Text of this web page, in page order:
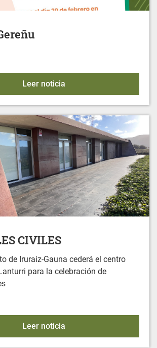
Leer noticiaBingo en Gereñu
CIVILES
de Iruraiz-Gauna cederá el centro
para la celebración de
Leer noticiaFUNERALES CIVILES